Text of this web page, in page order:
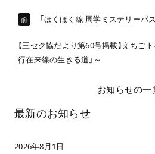
前 「ほくほく線 周学ミステリーパス
【三セク協だより第60号掲載】えちご
行在来線の生きる道」～
お知らせの一
最新のお知らせ
2026年8月1日